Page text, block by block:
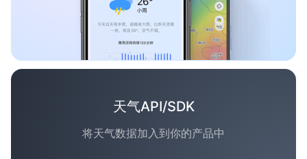
天气API/SDK
将天气数据加入到你的产品中